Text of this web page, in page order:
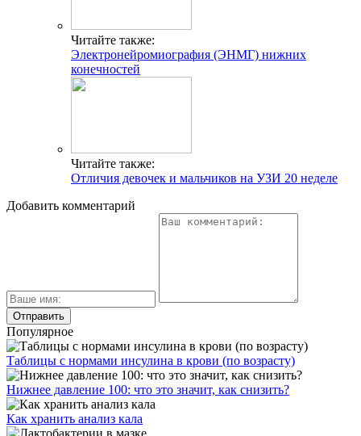
Читайте также:
Электронейромиография (ЭНМГ) нижних
конечностей
Читайте также:
Отличия девочек и мальчиков на УЗИ 20 неделе
Добавить комментарий
Популярное
Таблицы с нормами инсулина в крови (по возрасту)
Нижнее давление 100: что это значит, как снизить?
Как хранить анализ кала